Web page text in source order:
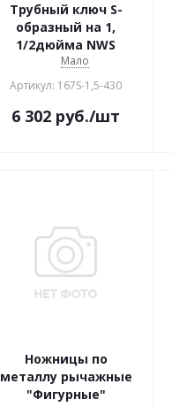
Трубный ключ S-
образный на 1,
1/2дюйма NWS
Мало
Артикул: 167S-1,5-430
6 302 руб./шт
Ножницы по
металлу рычажные
"Фигурные"